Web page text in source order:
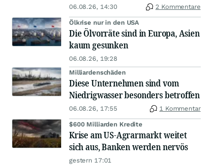
06.08.26, 14:30 2 Kommentare
Ölkrise nur in den USA
Die Ölvorräte sind in Europa, Asien
kaum gesunken
06.08.26, 19:28
Milliardenschäden
Diese Unternehmen sind vom
Niedrigwasser besonders betroffen
06.08.26, 17:55 1 Kommentar
$600 Milliarden Kredite
Krise am US-Agrarmarkt weitet
sich aus, Banken werden nervös
gestern 17:01